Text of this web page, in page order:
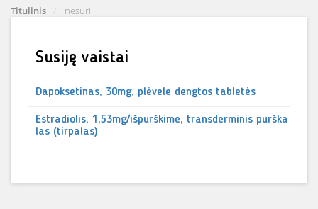
Titulinis nesuri
Susiję vaistai
Dapoksetinas, 30mg, plėvele dengtos tabletės
Estradiolis, 1,53mg/išpurškime, transderminis purška
las (tirpalas)